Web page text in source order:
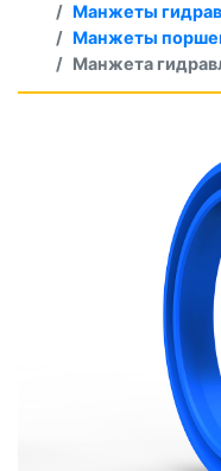
Манжеты
Манжеты
Манжета